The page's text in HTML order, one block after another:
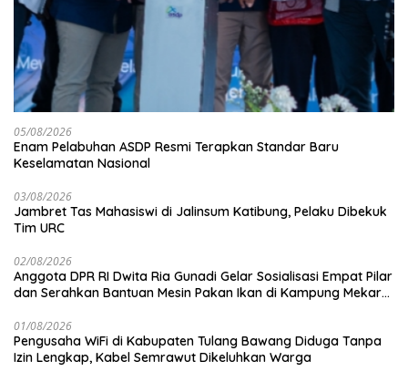
05/08/2026
Enam Pelabuhan ASDP Resmi Terapkan Standar Baru
Keselamatan Nasional
03/08/2026
Jambret Tas Mahasiswi di Jalinsum Katibung, Pelaku Dibekuk
Tim URC
02/08/2026
Anggota DPR RI Dwita Ria Gunadi Gelar Sosialisasi Empat Pilar
dan Serahkan Bantuan Mesin Pakan Ikan di Kampung Mekar
01/08/2026
Pengusaha WiFi di Kabupaten Tulang Bawang Diduga Tanpa
Izin Lengkap, Kabel Semrawut Dikeluhkan Warga